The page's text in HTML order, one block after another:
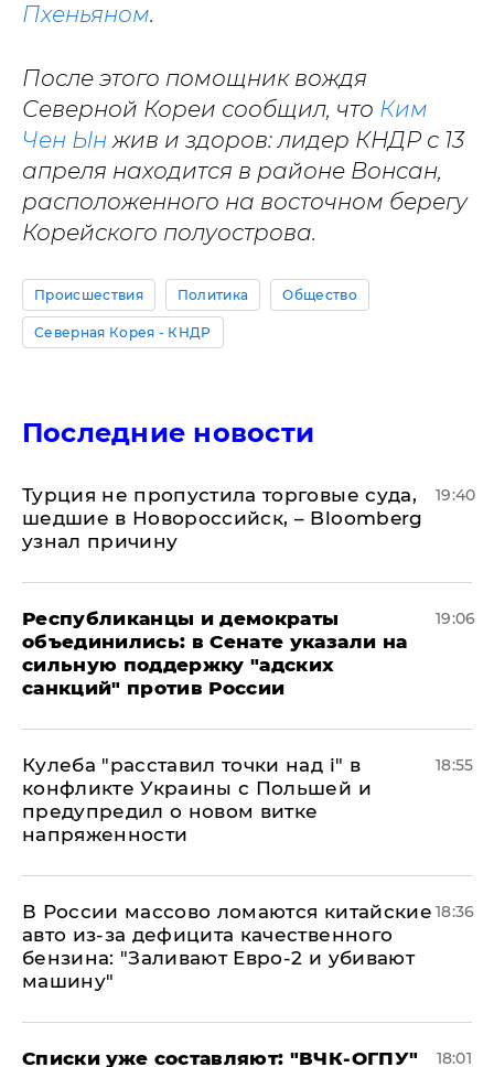
Пхеньяном.
После этого помощник вождя
Северной Кореи сообщил, что Ким
Чен Ынжив и здоров: лидер КНДР с 13
апреля находится в районе Вонсан,
расположенного на восточном берегу
Корейского полуострова.
Происшествия Политика Общество
Северная Корея - КНДР
Последние новости
Турция не пропустила торговые суда,
шедшие в Новороссийск, – Bloomberg
узнал причину
19:40
Республиканцы и демократы
объединились: в Сенате указали на
сильную поддержку "адских
санкций" против России
19:06
Кулеба "расставил точки над і" в
конфликте Украины с Польшей и
предупредил о новом витке
напряженности
18:55
В России массово ломаются китайские
авто из-за дефицита качественного
бензина: "Заливают Евро-2 и убивают
машину"
18:36
Списки уже составляют: "ВЧК-ОГПУ" 18:01